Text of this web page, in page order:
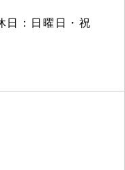
日：日曜日・祝